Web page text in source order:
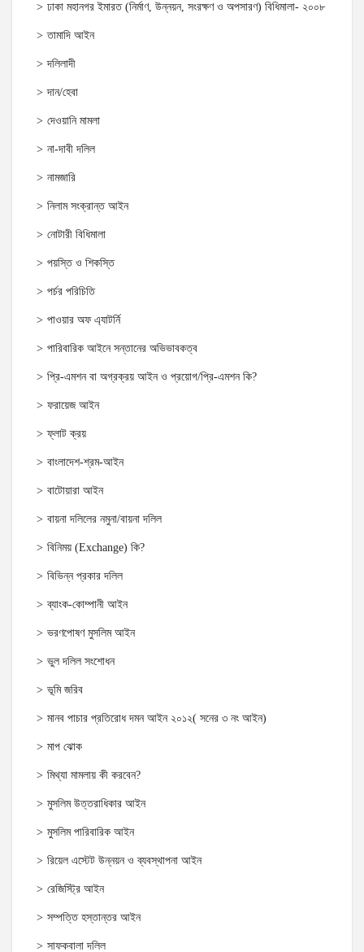
ঢাকা মহানগর ইমারত (নির্মাণ, উন্নয়ন, সংরক্ষণ ও অপসারণ) বিধিমালা- ২০০৮
তামাদি আইন
দলিলাদী
দান/হেবা
দেওয়ানি মামলা
না-দাবী দলিল
নামজারি
নিলাম সংক্রান্ত আইন
নোটারী বিধিমালা
পয়স্তি ও শিকস্তি
পর্চর পরিচিতি
পাওয়ার অফ এ্যাটর্নি
পারিবারিক আইনে সন্তানের অভিভাবকত্ব
প্রি-এমশন বা অগ্রক্রয় আইন ও প্রয়োগ/প্রি-এমশন কি?
ফরায়েজ আইন
ফ্লাট ক্রয়
বাংলাদেশ-শ্রম-আইন
বাটোয়ারা আইন
বায়না দলিলের নমুনা/বায়না দলিল
বিনিময় (Exchange) কি?
বিভিন্ন প্রকার দলিল
ব্যাংক-কোম্পানী আইন
ভরণপোষণ মুসলিম আইন
ভুল দলিল সংশোধন
ভূমি জরিব
মানব পাচার প্রতিরোধ দমন আইন ২০১২( সনের ৩ নং আইন)
মাপ ঝোক
মিথ্যা মামলায় কী করবেন?
মুসলিম উত্তরাধিকার আইন
মুসলিম পারিবারিক আইন
রিয়েল এস্টেট উন্নয়ন ও ব্যবস্থাপনা আইন
রেজিস্ট্রি আইন
সম্পত্তি হস্তান্তর আইন
সাফকবালা দলিল